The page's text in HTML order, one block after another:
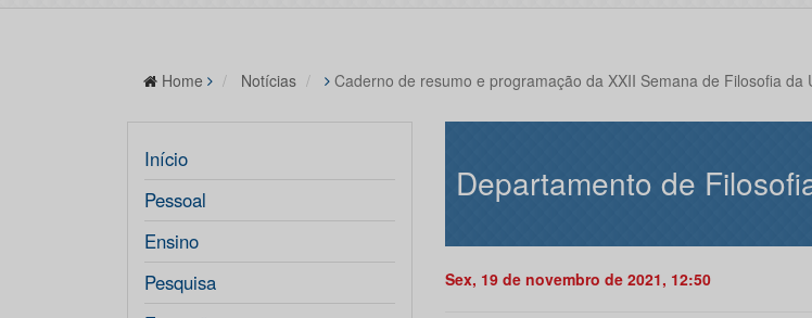
Home Notícias Caderno de resumo e programação da XXII Semana de Filosofia da
Início
Pessoal
Ensino
Pesquisa
Departamento de
Sex, 19 de novembro de 2021, 12:50